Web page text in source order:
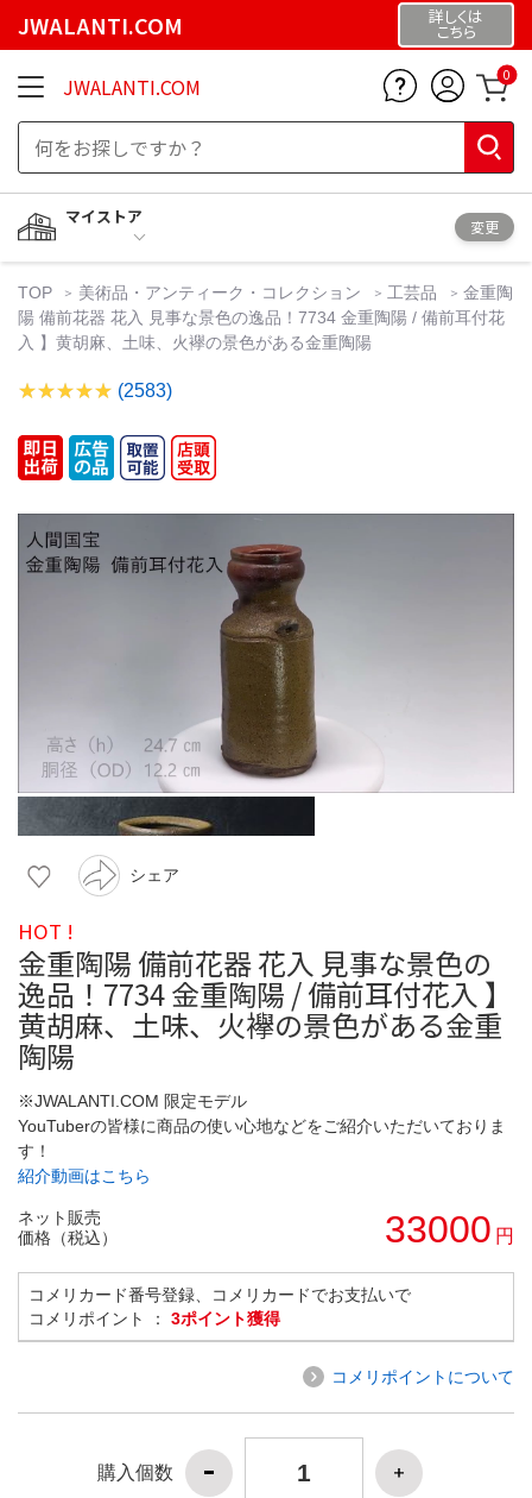
JWALANTI.COM 詳しくは
こちら
JWALANTI.COM 0
マイストア
変更
TOP 美術品・アンティーク・コレクション 工芸品
金重陶
陽 備前花器 花入 見事な景色の逸品！7734 金重陶陽 / 備前耳付花
入 】黄胡麻、土味、火襷の景色がある金重陶陽
(2583)
シェア
HOT !
金重陶陽 備前花器 花入 見事な景色の
逸品！7734 金重陶陽 / 備前耳付花入 】
黄胡麻、土味、火襷の景色がある金重
陶陽
※JWALANTI.COM 限定モデル
YouTuberの皆様に商品の使い心地などをご紹介いただいておりま
す！
紹介動画はこちら
ネット販売
価格（税込）
33000 円
コメリカード番号登録、コメリカードでお支払いで
コメリポイント ： 3ポイント獲得
コメリポイントについて
購入個数